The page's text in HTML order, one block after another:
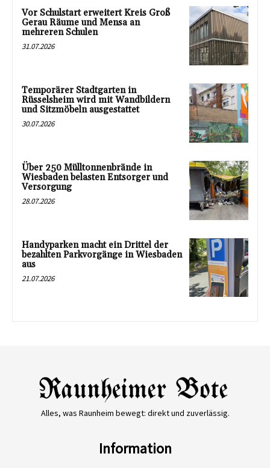
Vor Schulstart erweitert Kreis Groß
Gerau Räume und Mensa an
mehreren Schulen
31.07.2026
Temporärer Stadtgarten in
Rüsselsheim wird mit Wandbildern
und Sitzmöbeln ausgestattet
30.07.2026
Über 250 Mülltonnenbrände in
Wiesbaden belasten Entsorger und
Versorgung
28.07.2026
Handyparken macht ein Drittel der
bezahlten Parkvorgänge in Wiesbaden
aus
21.07.2026
Alles, was Raunheim bewegt: direkt und zuverlässig.
Information